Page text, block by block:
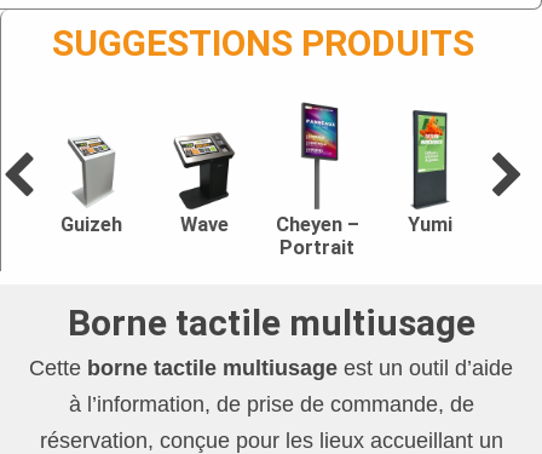
SUGGESTIONS PRODUITS
Guizeh Wave
Cheyen –
Portrait
Yumi
Borne tactile multiusage
Cette borne tactile multiusage est un outil d’aide
à l’information, de prise de commande, de
réservation, conçue pour les lieux accueillant un